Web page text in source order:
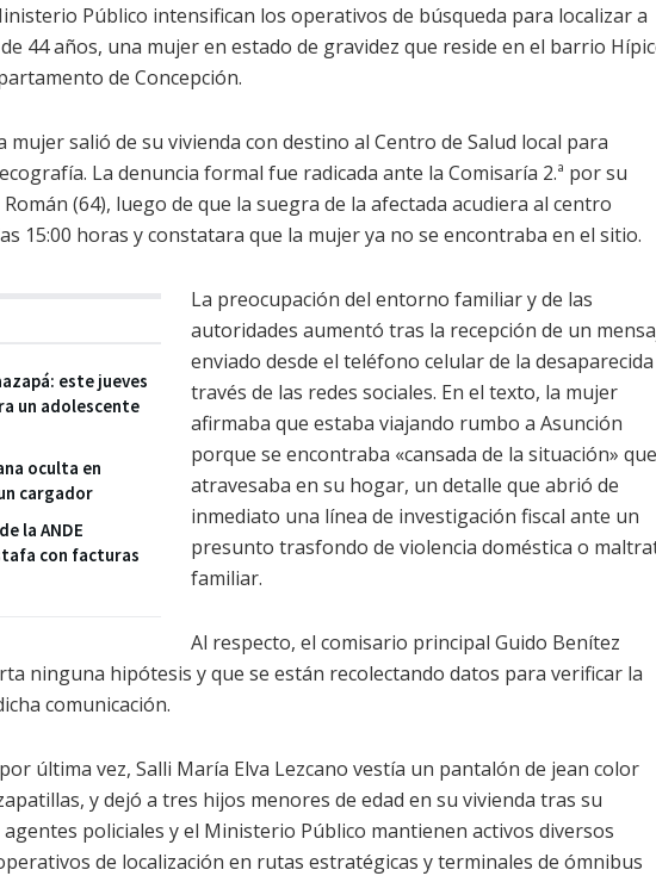
Público intensifican los operativos de búsqueda para localizar a
44 años, una mujer en estado de gravidez que reside en el barrio
de Concepción.
mujer salió de su vivienda con destino al Centro de Salud local para
La denuncia formal fue radicada ante la Comisaría 2.ª por su
(64), luego de que la suegra de la afectada acudiera al centro
15:00 horas y constatara que la mujer ya no se encontraba en el sitio.
este jueves
un adolescente
oculta en
cargador
la ANDE
con facturas
La preocupación del entorno familiar y de las
autoridades aumentó tras la recepción de un
enviado desde el teléfono celular de la desaparecida
través de las redes sociales. En el texto, la mujer
afirmaba que estaba viajando rumbo a Asunción
porque se encontraba «cansada de la situación» que
atravesaba en su hogar, un detalle que abrió de
inmediato una línea de investigación fiscal ante un
presunto trasfondo de violencia doméstica o
familiar.
Al respecto, el comisario principal Guido Benítez
ninguna hipótesis y que se están recolectando datos para verificar la
comunicación.
última vez, Salli María Elva Lezcano vestía un pantalón de jean color
y dejó a tres hijos menores de edad en su vivienda tras su
policiales y el Ministerio Público mantienen activos diversos
de localización en rutas estratégicas y terminales de ómnibus